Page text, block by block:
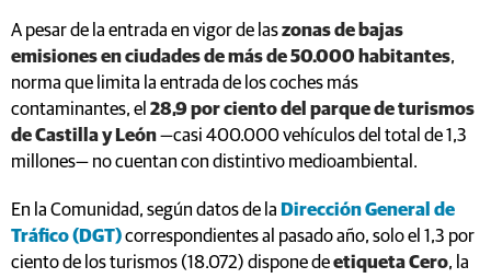
A pesar de la entrada en vigor de laszonas de bajas
emisiones en ciudades de más de 50.000 habitantes,
norma que limita la entrada de los coches más
contaminantes, el 28,9 por ciento del parque de turismos
de Castilla y León—casi 400.000 vehículos del total de 1,3
millones— no cuentan con distintivo medioambiental.
En la Comunidad, según datos de la Dirección General de
Tráfico (DGT)correspondientes al pasado año, solo el 1,3 por
ciento de los turismos (18.072) dispone deetiqueta Cero, la